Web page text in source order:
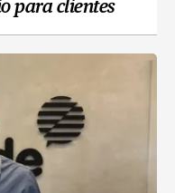
para clientes